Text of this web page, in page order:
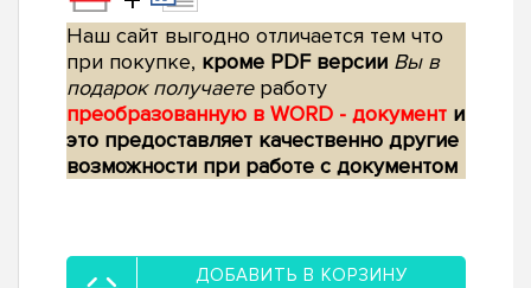
Наш сайт выгодно отличается тем что
при покупке, кроме PDF версии Вы в
подарок получаетеработу
преобразованную в WORD - документ и
это предоставляет качественно другие
возможности при работе с документом
ДОБАВИТЬ В КОРЗИНУ